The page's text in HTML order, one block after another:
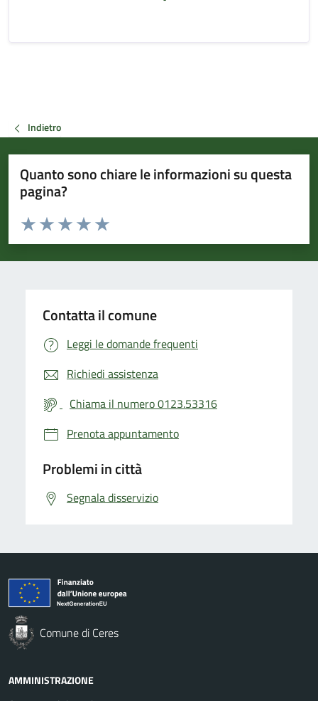
Indietro
Quanto sono chiare le informazioni su questa
pagina?
Valuta da 1 a 5 stelle la pagina
Valuta 5 stelle su 5
Valuta 4 stelle su 5
Valuta 3 stelle su 5
Valuta 2 stelle su 5
Valuta 1 stelle su 5
Contatta il comune
Leggi le domande frequenti
Richiedi assistenza
Chiama il numero 0123.53316
Prenota appuntamento
Problemi in città
Segnala disservizio
Comune di Ceres
AMMINISTRAZIONE